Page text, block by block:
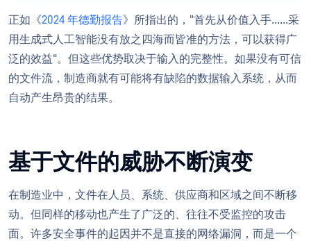
正如《2024 年德勤报告》所指出的，"首先从价值入手......采
用生成式人工智能没有放之四海而皆准的方法，可以获得广
泛的效益"。但这些优势取决于输入的完整性。如果没有可信
的文件流，制造商就有可能将有缺陷的数据输入系统，从而
自动产生昂贵的结果。
基于文件的威胁不断演变
在制造业中，文件在人员、系统、供应商和区域之间不断移
动。但同样的移动也产生了广泛的、往往不受监控的攻击
面。许多安全事件的起因并不是直接的网络漏洞，而是一个